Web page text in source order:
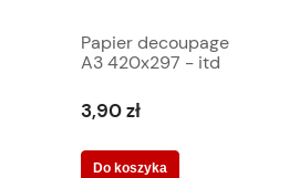
Papier decoupage
A3 420x297 - itd
3,90 zł
Do koszyka